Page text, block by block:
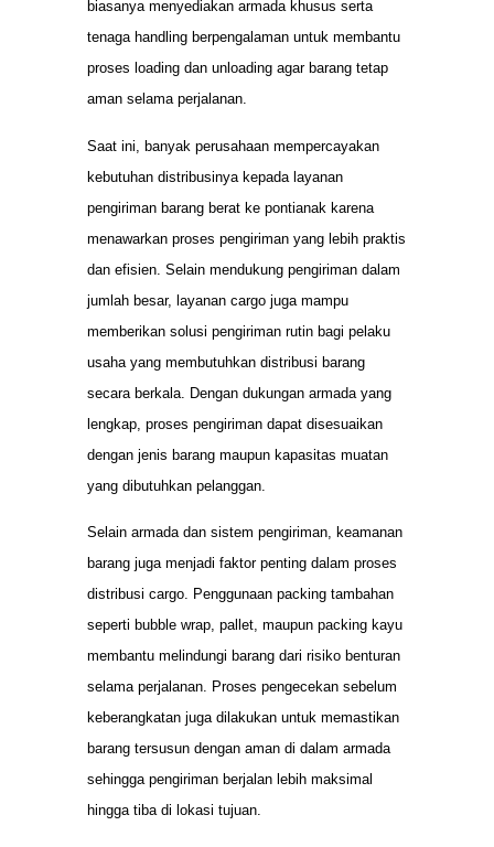
biasanya menyediakan armada khusus serta
tenaga handling berpengalaman untuk membantu
proses loading dan unloading agar barang tetap
aman selama perjalanan.
Saat ini, banyak perusahaan mempercayakan
kebutuhan distribusinya kepada layanan
pengiriman barang berat ke pontianak karena
menawarkan proses pengiriman yang lebih praktis
dan efisien. Selain mendukung pengiriman dalam
jumlah besar, layanan cargo juga mampu
memberikan solusi pengiriman rutin bagi pelaku
usaha yang membutuhkan distribusi barang
secara berkala. Dengan dukungan armada yang
lengkap, proses pengiriman dapat disesuaikan
dengan jenis barang maupun kapasitas muatan
yang dibutuhkan pelanggan.
Selain armada dan sistem pengiriman, keamanan
barang juga menjadi faktor penting dalam proses
distribusi cargo. Penggunaan packing tambahan
seperti bubble wrap, pallet, maupun packing kayu
membantu melindungi barang dari risiko benturan
selama perjalanan. Proses pengecekan sebelum
keberangkatan juga dilakukan untuk memastikan
barang tersusun dengan aman di dalam armada
sehingga pengiriman berjalan lebih maksimal
hingga tiba di lokasi tujuan.